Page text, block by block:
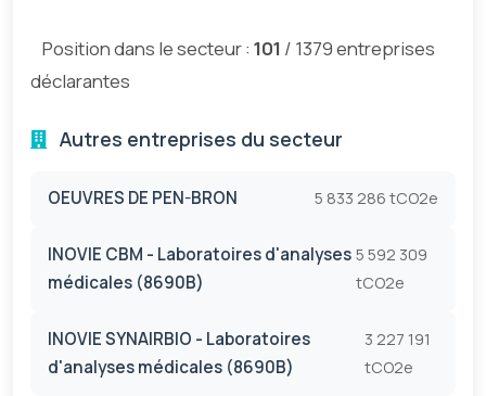
Position dans le secteur : 101 / 1379 entreprises
déclarantes
Autres entreprises du secteur
OEUVRES DE PEN-BRON 5 833 286 tCO2e
INOVIE CBM - Laboratoires d'analyses
médicales (8690B)
5 592 309
tCO2e
INOVIE SYNAIRBIO - Laboratoires
d'analyses médicales (8690B)
3 227 191
tCO2e